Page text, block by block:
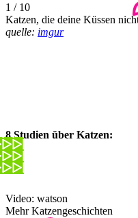
1 / 10
Katzen, die deine Küssen
quelle: imgur
8 Studien über Katzen:
Video: watson
Mehr Katzengeschichten